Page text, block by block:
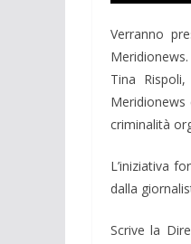
Verranno
Tina
criminalità
L’iniziativa
dalla
Scrive la